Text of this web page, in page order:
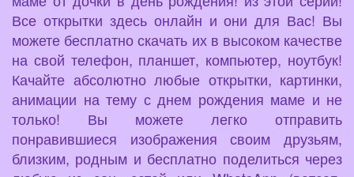
Все открытки здесь онлайн и они для Вас! Вы
можете бесплатно скачать их в высоком качестве
на свой телефон, планшет, компьютер, ноутбук!
Качайте абсолютно любые открытки, картинки,
анимации на тему с днем рождения маме и не
только! Вы можете легко отправить
понравившиеся изображения своим друзьям,
близким, родным и бесплатно поделиться через